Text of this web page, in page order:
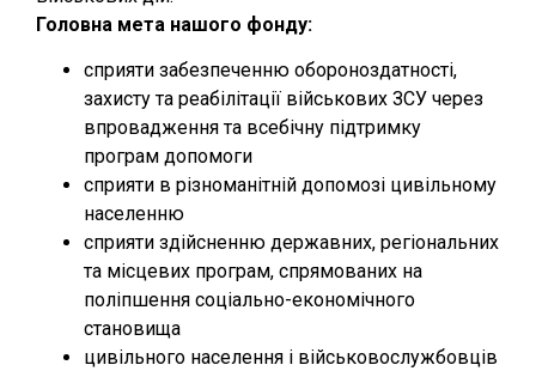
Головна мета нашого фонду:
сприяти забезпеченню обороноздатності,
захисту та реабілітації військових ЗСУ через
впровадження та всебічну підтримку
програм допомоги
сприяти в різноманітній допомозі цивільному
населенню
сприяти здійсненню державних, регіональних
та місцевих програм, спрямованих на
поліпшення соціально-економічного
становища
цивільного населення і військовослужбовців